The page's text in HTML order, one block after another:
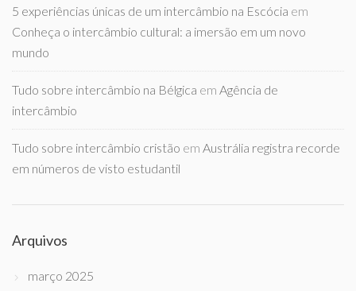
5 experiências únicas de um intercâmbio na Escócia em
Conheça o intercâmbio cultural: a imersão em um novo
mundo
Tudo sobre intercâmbio na Bélgica em Agência de
intercâmbio
Tudo sobre intercâmbio cristão em Austrália registra recorde
em números de visto estudantil
Arquivos
março 2025